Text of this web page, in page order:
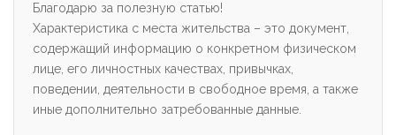
Благодарю за полезную статью!
Характеристика с места жительства – это документ,
содержащий информацию о конкретном физическом
лице, его личностных качествах, привычках,
поведении, деятельности в свободное время, а также
иные дополнительно затребованные данные.